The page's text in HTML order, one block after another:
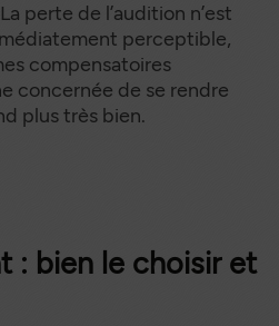
perte de l’audition n’est
perceptible,
compensatoires
concernée de se rendre
plus très bien.
: bien le choisir et